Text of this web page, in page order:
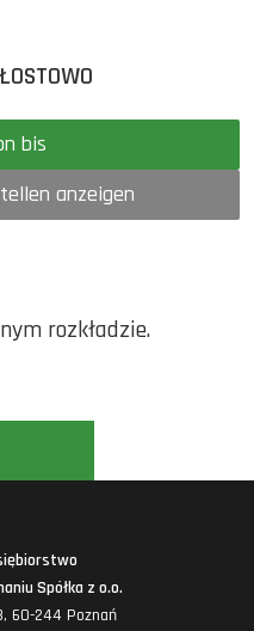
Gültig von bis
anzeigen
rozkładzie.
Spółka z o.o.
60-244 Poznań